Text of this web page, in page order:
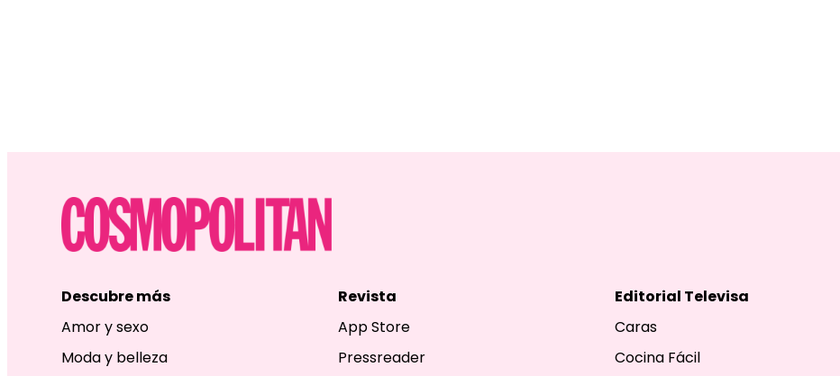
Descubre más
Amor y sexo
Moda y belleza
Revista
App Store
Pressreader
Editorial Televisa
Caras
Cocina Fácil